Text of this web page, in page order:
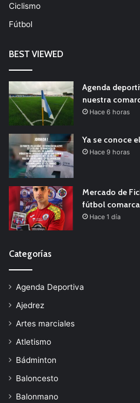
Ciclismo
Fútbol
BEST VIEWED
Agenda
nuestra
Hace 6 horas
Ya se conoce
Hace 9 horas
Mercado de
fútbol
Hace 1 día
Categorías
Agenda Deportiva
Ajedrez
Artes marciales
Atletismo
Bádminton
Baloncesto
Balonmano